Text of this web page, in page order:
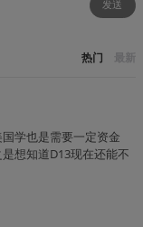
发送
热门 最新
学也是需要一定资金
想知道D13现在还能不